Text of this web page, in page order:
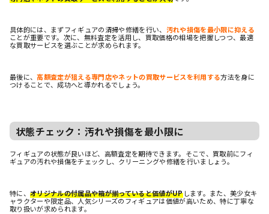
具体的には、まずフィギュアの清掃や修繕を行い、 汚れや損傷を最小限に抑える
ことが重要です。次に、無料査定を活用し、買取価格の相場を把握しつつ、最適
な買取サービスを選ぶことが求められます。
最後に、高額査定が狙える専門店やネットの買取サービスを利用する方法を身に
つけることで、成功へと導かれるでしょう。
状態チェック：汚れや損傷を最小限に
フィギュアの状態が良いほど、高額査定を期待できます。そこで、買取前にフィ
ギュアの汚れや損傷をチェックし、クリーニングや修繕を行いましょう。
特に、オリジナルの付属品や箱が揃っていると価値がUPします。また、美少女キ
ャラクターや限定品、人気シリーズのフィギュアは価値が高いため、特に丁寧な
取り扱いが求められます。